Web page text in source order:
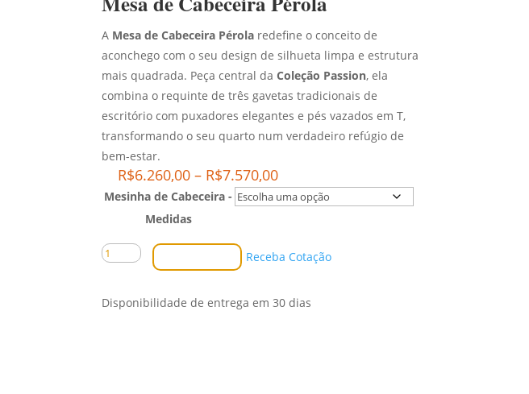
A Mesa de Cabeceira Pérola redefine o conceito de
aconchego com o seu design de silhueta limpa e estrutura
mais quadrada. Peça central daColeção Passion, ela
combina o requinte de três gavetas tradicionais de
escritório com puxadores elegantes e pés vazados em T,
transformando o seu quarto num verdadeiro refúgio de
bem-estar.
R$6.260,00 – R$7.570,00Price
range:
R$6.260,00
R$7.570,00
Mesinha de Cabeceira -
Medidas
Mesa
Pérola
Receba Cotação
Disponibilidade de entrega em 30 dias